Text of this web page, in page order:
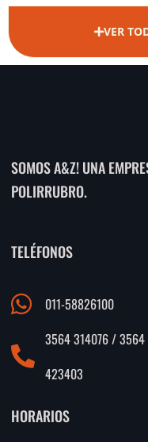
VER
SOMOS A&Z! UNA
POLIRRUBRO.
TELÉFONOS
011-58826100
3564 314076 / 3564
423403
HORARIOS